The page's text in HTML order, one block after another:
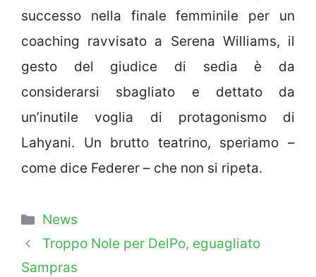
successo nella finale femminile per un
coaching ravvisato a Serena Williams, il
gesto del giudice di sedia è da
considerarsi sbagliato e dettato da
un’inutile voglia di protagonismo di
Lahyani. Un brutto teatrino, speriamo –
come dice Federer – che non si ripeta.
Categorie
News
Troppo Nole per DelPo, eguagliato
Sampras